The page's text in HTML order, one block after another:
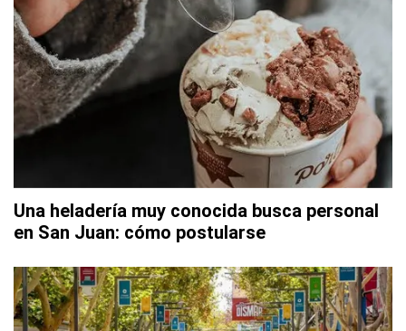
Una heladería muy conocida busca personal
en San Juan: cómo postularse